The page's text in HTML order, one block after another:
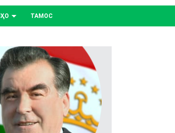
ТАМОС